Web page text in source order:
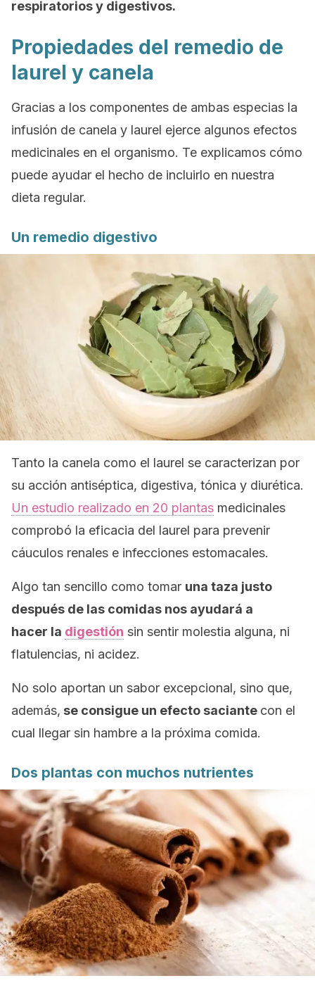
respiratorios y digestivos.
Propiedades del remedio de
laurel y canela
Gracias a los componentes de ambas especias la
infusión de canela y laurel ejerce algunos efectos
medicinales en el organismo. Te explicamos cómo
puede ayudar el hecho de incluirlo en nuestra
dieta regular.
Un remedio digestivo
Tanto la canela como el laurel se caracterizan por
su acción antiséptica, digestiva, tónica y diurética.
Un estudio realizado en 20 plantas medicinales
comprobó la eficacia del laurel para prevenir
cáuculos renales e infecciones estomacales.
Algo tan sencillo como tomar una taza justo
después de las comidas nos ayudará a
hacer la digestión sin sentir molestia alguna, ni
flatulencias, ni acidez.
No solo aportan un sabor excepcional, sino que,
además, se consigue un efecto saciante con el
cual llegar sin hambre a la próxima comida.
Dos plantas con muchos nutrientes